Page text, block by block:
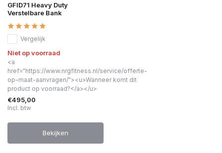
GFID71 Heavy Duty
Verstelbare Bank
Vergelijk
Niet op voorraad
<a
href="https://www.nrgfitness.nl/service/offerte-
op-maat-aanvragen/"><u>Wanneer komt dit
product op voorraad?</a></u>
€495,00
Incl. btw
Bekijken